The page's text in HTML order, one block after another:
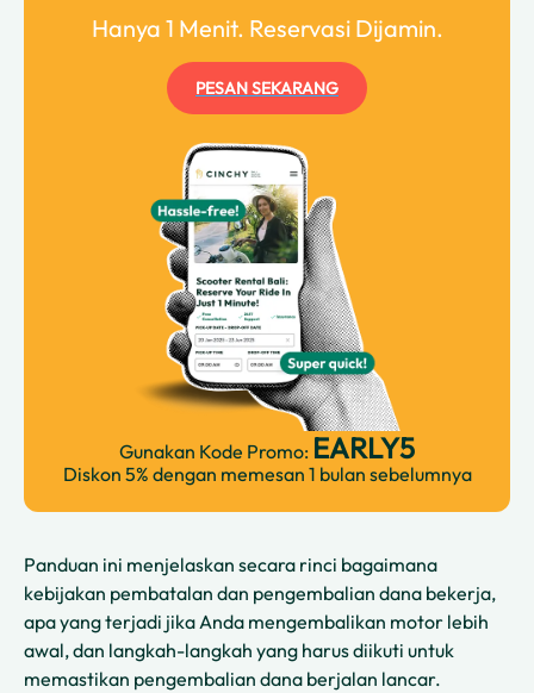
Hanya 1 Menit. Reservasi Dijamin.
PESAN SEKARANG
Gunakan Kode Promo: EARLY5
Diskon 5% dengan memesan 1 bulan sebelumnya
Panduan ini menjelaskan secara rinci bagaimana
kebijakan pembatalan dan pengembalian dana bekerja,
apa yang terjadi jika Anda mengembalikan motor lebih
awal, dan langkah-langkah yang harus diikuti untuk
memastikan pengembalian dana berjalan lancar.